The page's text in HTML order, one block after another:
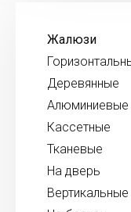
Жалюзи
Деревянные
Алюминиевые
Кассетные
Тканевые
На дверь
Вертикальные